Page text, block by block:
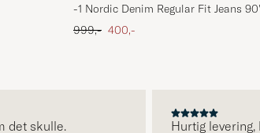
-1 Nordic Denim Regular Fit Jeans
Ordinary pris
999,- Nedsat pris
400,-
skulle.
Hurtig levering,